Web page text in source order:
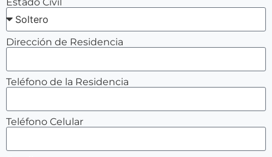
Dirección de Residencia
Teléfono de la Residencia
Teléfono Celular